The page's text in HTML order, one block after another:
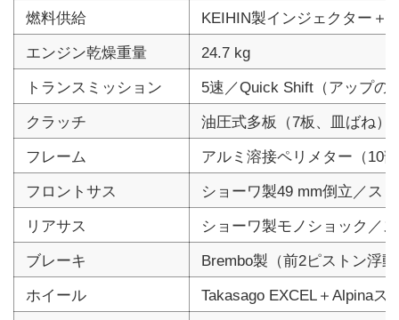
燃料供給
KEIHIN製インジェクター＋
エンジン乾燥重量
24.7 kg
トランスミッション
5速／Quick Shift（アップの
クラッチ
油圧式多板（7板、皿ばね）
フレーム
アルミ溶接ペリメター（10
フロントサス
ショーワ製49 mm倒立／ス
リアサス
ショーワ製モノショック／
ブレーキ
Brembo製（前2ピストン浮
ホイール
Takasago EXCEL＋Alpinaス